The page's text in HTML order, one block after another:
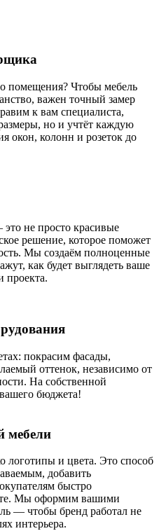
помещения? Чтобы мебель
важен точный замер
к вам специалиста,
но и учтёт каждую
окон, колонн и розеток до
не просто красивые
решение, которое поможет
Мы создаём полноценные
как будет выглядеть ваше
проекта.
покрасим фасады,
оттенок, независимо от
На собственной
бюджета!
мебели
логотипы и цвета. Это способ
добавить
быстро
Мы оформим вашими
— чтобы бренд работал не
интерьера.